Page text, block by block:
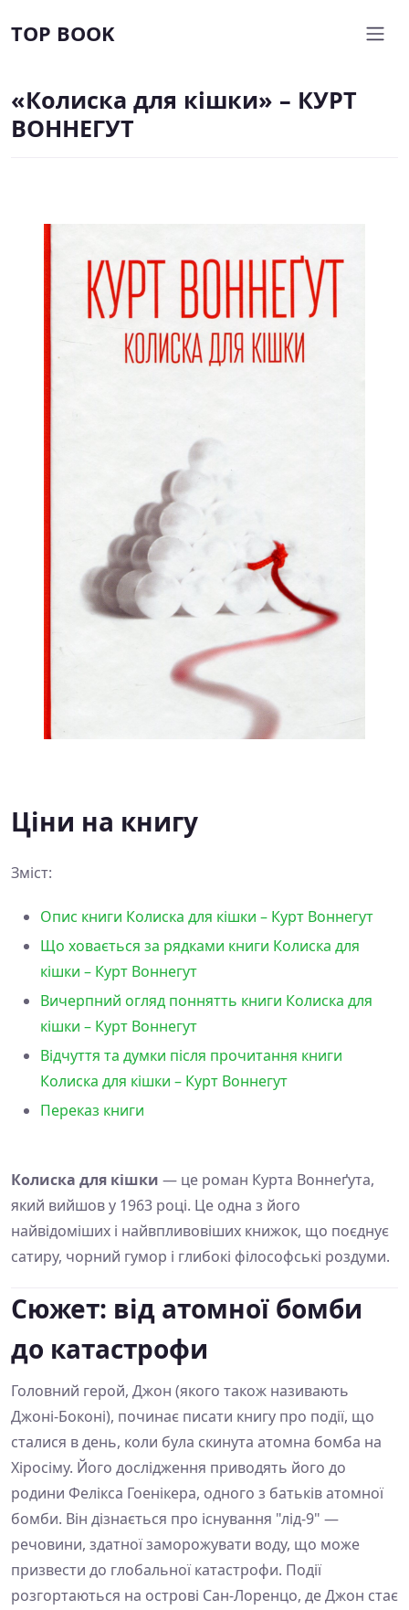
TOP BOOK
«Колиска для кішки» – КУРТ
ВОННЕГУТ
Ціни на книгу
Зміст:
Опис книги Колиска для кішки – Курт Воннегут
Що ховається за рядками книги Колиска для
кішки – Курт Воннегут
Вичерпний огляд поннятть книги Колиска для
кішки – Курт Воннегут
Відчуття та думки після прочитання книги
Колиска для кішки – Курт Воннегут
Переказ книги
Колиска для кішки — це роман Курта Воннеґута,
який вийшов у 1963 році. Це одна з його
найвідоміших і найвпливовіших книжок, що поєднує
сатиру, чорний гумор і глибокі філософські роздуми.
Сюжет: від атомної бомби
до катастрофи
Головний герой, Джон (якого також називають
Джоні-Боконі), починає писати книгу про події, що
сталися в день, коли була скинута атомна бомба на
Хіросіму. Його дослідження приводять його до
родини Фелікса Гоенікера, одного з батьків атомної
бомби. Він дізнається про існування "лід-9" —
речовини, здатної заморожувати воду, що може
призвести до глобальної катастрофи. Події
розгортаються на острові Сан-Лоренцо, де Джон стає